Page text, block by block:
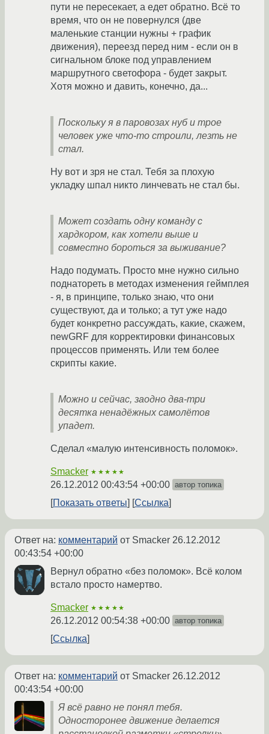
пути не пересекает, а едет обратно. Всё то
время, что он не повернулся (две
маленькие станции нужны + график
движения), переезд перед ним - если он в
сигнальном блоке под управлением
маршрутного светофора - будет закрыт.
Хотя можно и давить, конечно, да...
Поскольку я в паровозах нуб и трое
человек уже что-то строили, лезть не
стал.
Ну вот и зря не стал. Тебя за плохую
укладку шпал никто линчевать не стал бы.
Может создать одну команду с
хардкором, как хотели выше и
совместно бороться за выживание?
Надо подумать. Просто мне нужно сильно
поднатореть в методах изменения геймплея
- я, в принципе, только знаю, что они
существуют, да и только; а тут уже надо
будет конкретно рассуждать, какие, скажем,
newGRF для корректировки финансовых
процессов применять. Или тем более
скрипты какие.
Можно и сейчас, заодно два-три
десятка ненадёжных самолётов
упадет.
Сделал «малую интенсивность поломок».
Smacker ★★★★★
26.12.2012 00:43:54 +00:00 автор топика
Показать ответы Ссылка
Ответ на: комментарий от Smacker 26.12.2012
00:43:54 +00:00
Вернул обратно «без поломок». Всё колом
встало просто намертво.
Smacker ★★★★★
26.12.2012 00:54:38 +00:00 автор топика
Ссылка
Ответ на: комментарий от Smacker 26.12.2012
00:43:54 +00:00
Я всё равно не понял тебя.
Односторонее движение делается